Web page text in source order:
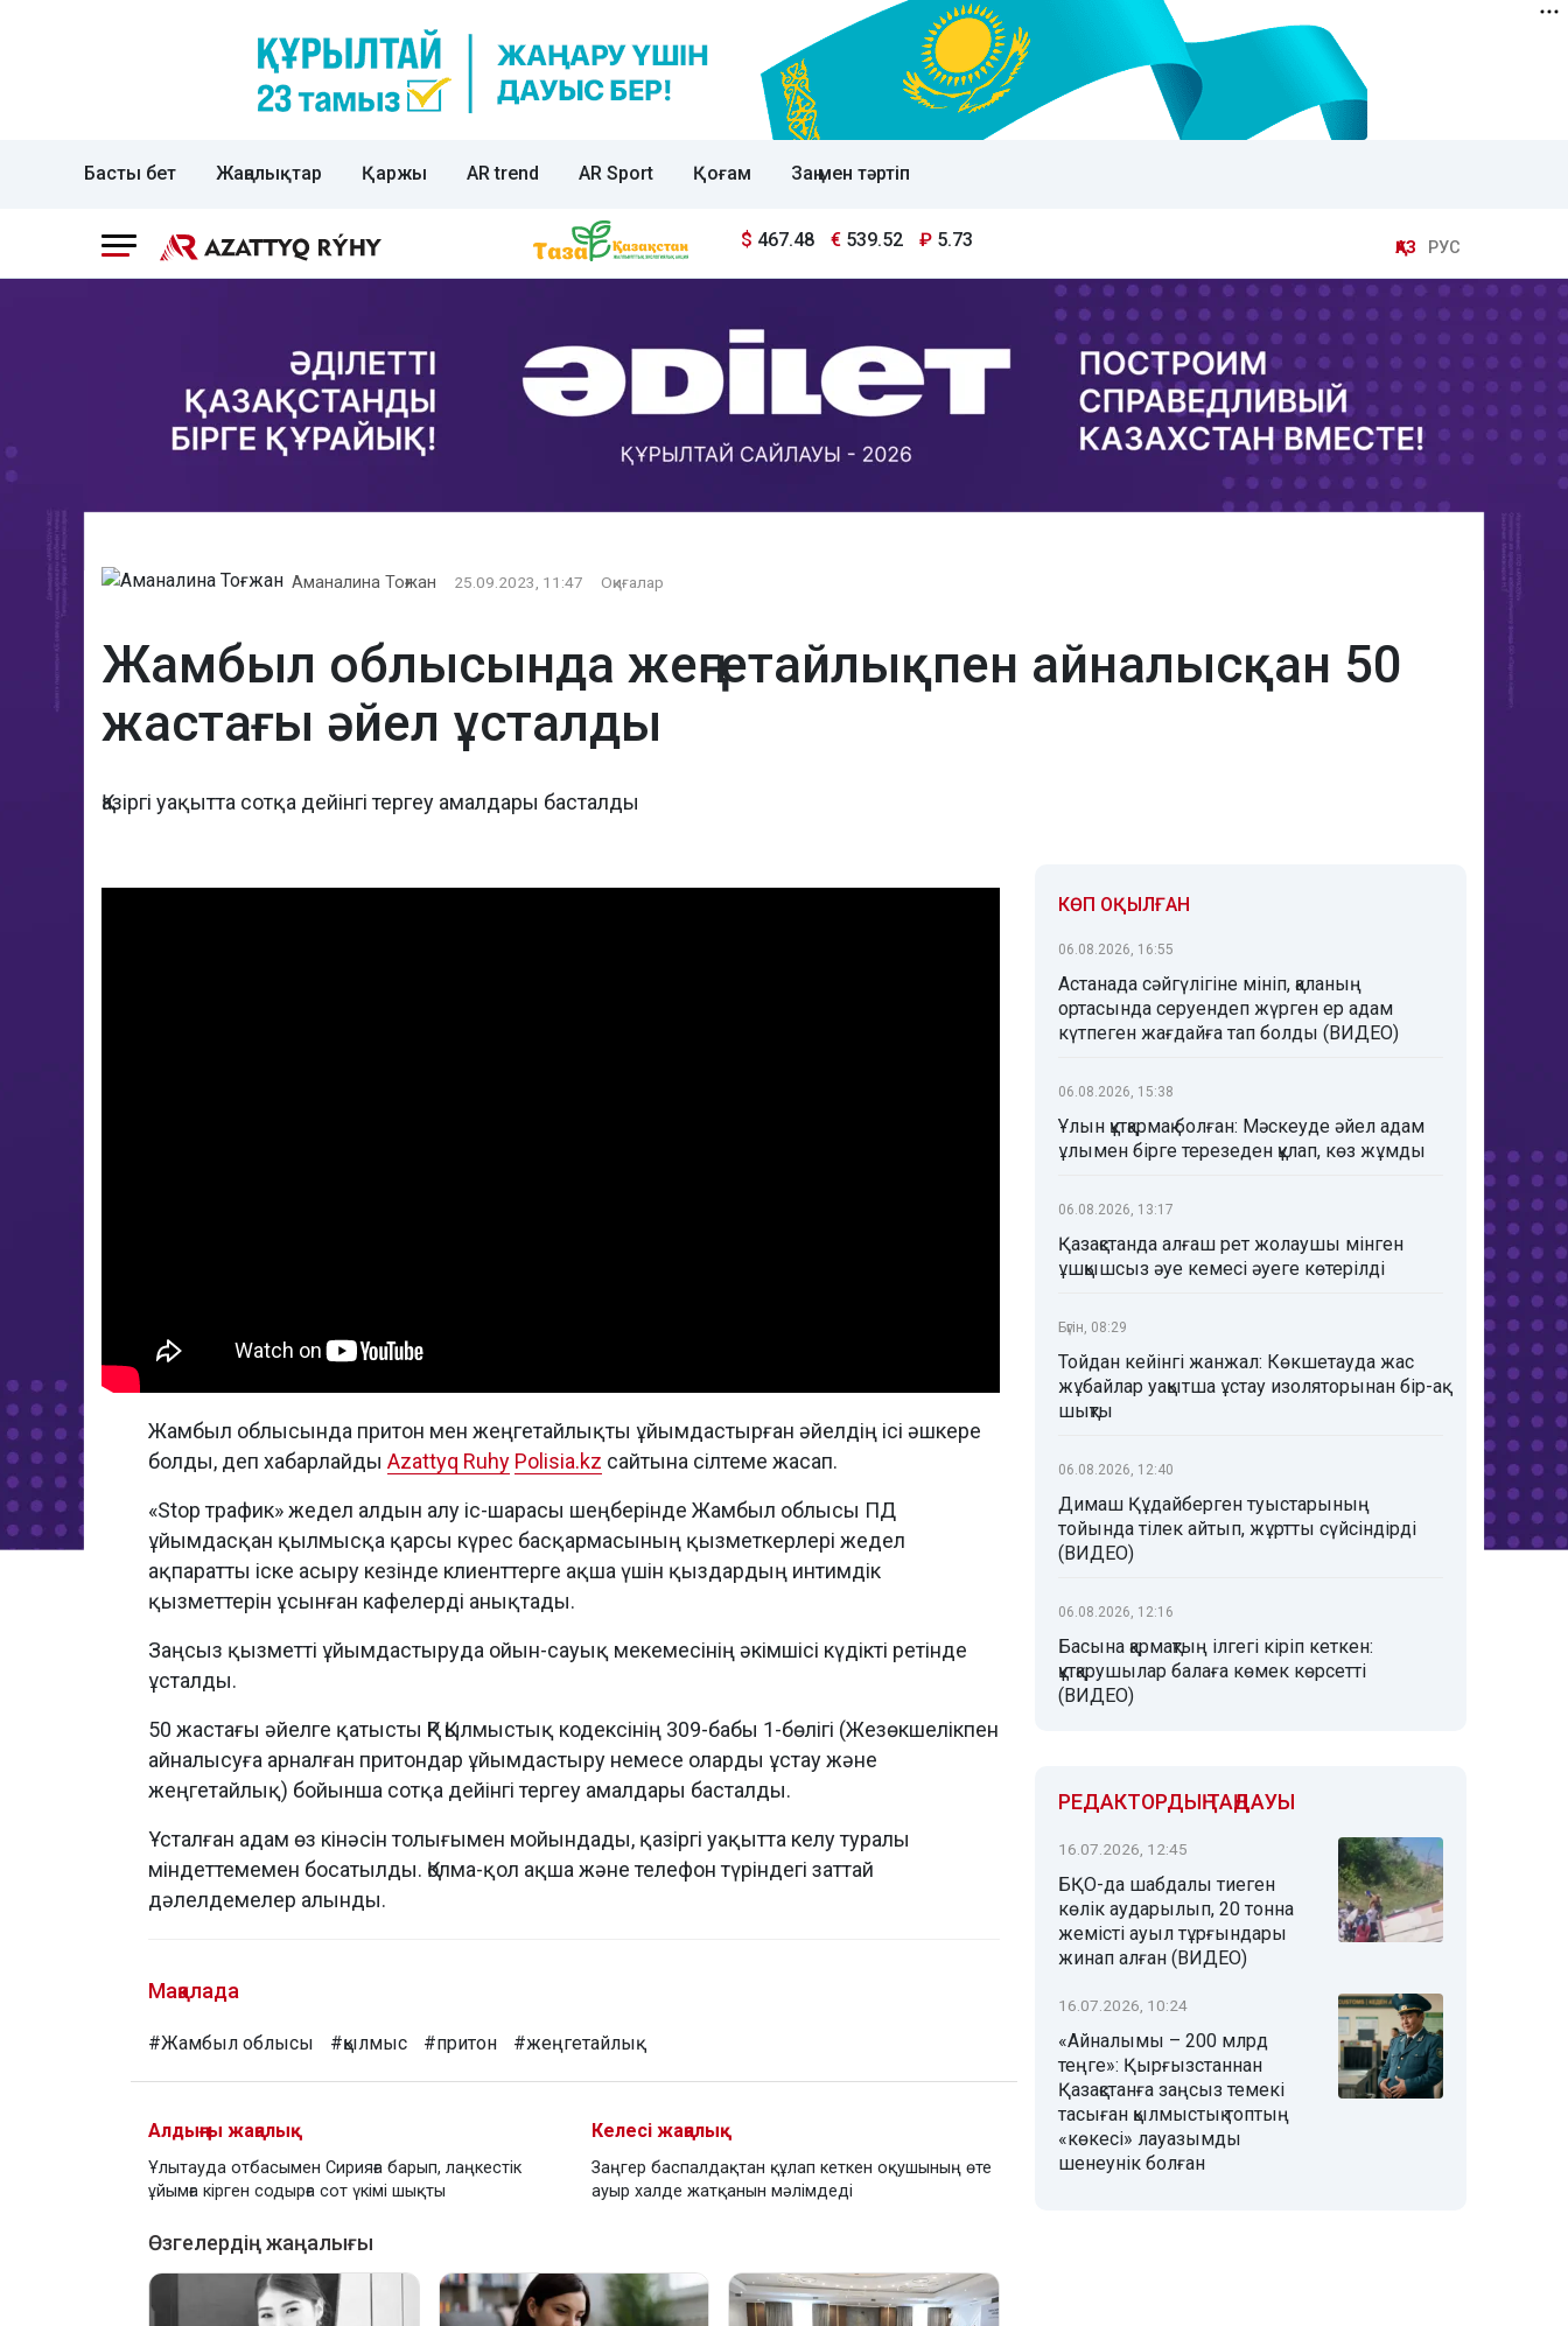
Басты бет Жаңалықтар Қаржы AR trend AR Sport Қоғам Заң мен тәртіп
$ 467.48 € 539.52 ₽ 5.73 ҚАЗ РУС
Аманалина Тоғжан 25.09.2023, 11:47 Оқиғалар
Жамбыл облысында жеңгетайлықпен айналысқан 50
жастағы әйел ұсталды
Қазіргі уақытта сотқа дейінгі тергеу амалдары басталды
Жамбыл облысында притон мен жеңгетайлықты ұйымдастырған әйелдің ісі әшкере
болды, деп хабарлайды Azattyq Ruhy Polisia.kz сайтына сілтеме жасап.
«Stop трафик» жедел алдын алу іс-шарасы шеңберінде Жамбыл облысы ПД
ұйымдасқан қылмысқа қарсы күрес басқармасының қызметкерлері жедел
ақпаратты іске асыру кезінде клиенттерге ақша үшін қыздардың интимдік
қызметтерін ұсынған кафелерді анықтады.
Заңсыз қызметті ұйымдастыруда ойын-сауық мекемесінің әкімшісі күдікті ретінде
ұсталды.
50 жастағы әйелге қатысты ҚР Қылмыстық кодексінің 309-бабы 1-бөлігі (Жезөкшелiкпен
айналысуға арналған притондар ұйымдастыру немесе оларды ұстау және
жеңгетайлық) бойынша сотқа дейінгі тергеу амалдары басталды.
Ұсталған адам өз кінәсін толығымен мойындады, қазіргі уақытта келу туралы
міндеттемемен босатылды. Қолма-қол ақша және телефон түріндегі заттай
дәлелдемелер алынды.
Мақалада
#Жамбыл облысы #қылмыс #притон #жеңгетайлық
Алдыңғы жаңалық
Ұлытауда отбасымен Сирияға барып, лаңкестік
ұйымға кірген содырға сот үкімі шықты
Келесі жаңалық
Заңгер баспалдақтан құлап кеткен оқушының өте
ауыр халде жатқанын мәлімдеді
КӨП ОҚЫЛҒАН
06.08.2026, 16:55
Астанада сәйгүлігіне мініп, қаланың
ортасында серуендеп жүрген ер адам
күтпеген жағдайға тап болды (ВИДЕО)
06.08.2026, 15:38
Ұлын құтқармақ болған: Мәскеуде әйел адам
ұлымен бірге терезеден құлап, көз жұмды
06.08.2026, 13:17
Қазақстанда алғаш рет жолаушы мінген
ұшқышсыз әуе кемесі әуеге көтерілді
Бүгін, 08:29
Тойдан кейінгі жанжал: Көкшетауда жас
жұбайлар уақытша ұстау изоляторынан бір-ақ
шықты
06.08.2026, 12:40
Димаш Құдайберген туыстарының
тойында тілек айтып, жұртты сүйсіндірді
(ВИДЕО)
06.08.2026, 12:16
Басына қармақтың ілгегі кіріп кеткен:
құтқарушылар балаға көмек көрсетті
(ВИДЕО)
РЕДАКТОРДЫҢ ТАҢДАУЫ
16.07.2026, 12:45
БҚО-да шабдалы тиеген
көлік аударылып, 20 тонна
жемісті ауыл тұрғындары
жинап алған (ВИДЕО)
16.07.2026, 10:24
«Айналымы – 200 млрд
теңге»: Қырғызстаннан
Қазақстанға заңсыз темекі
тасыған қылмыстық топтың
«көкесі» лауазымды
шенеунік болған